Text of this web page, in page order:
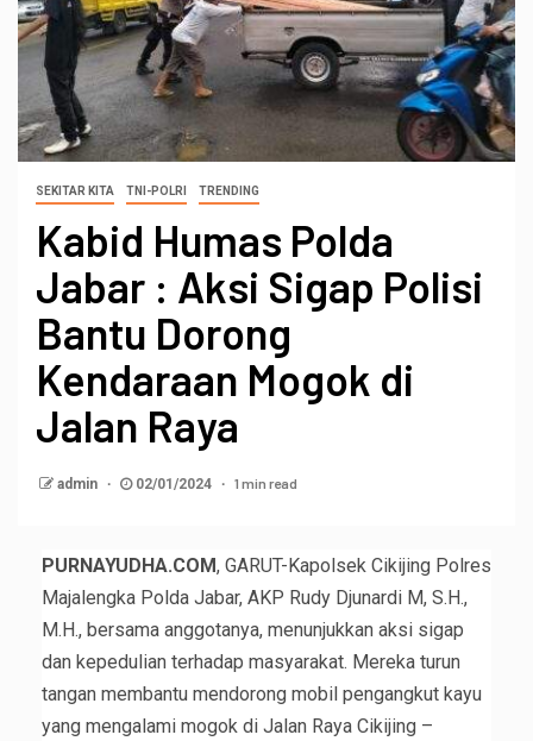
SEKITAR KITA TNI-POLRI TRENDING
Kabid Humas Polda
Jabar : Aksi Sigap Polisi
Bantu Dorong
Kendaraan Mogok di
Jalan Raya
admin 02/01/2024 1 min read
PURNAYUDHA.COM, GARUT-Kapolsek Cikijing Polres
Majalengka Polda Jabar, AKP Rudy Djunardi M, S.H.,
M.H., bersama anggotanya, menunjukkan aksi sigap
dan kepedulian terhadap masyarakat. Mereka turun
tangan membantu mendorong mobil pengangkut kayu
yang mengalami mogok di Jalan Raya Cikijing –